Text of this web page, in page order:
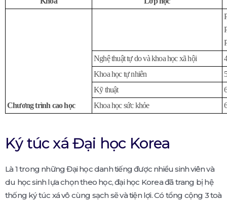
Chương trình cao học
Nghệ thuật tự do và khoa học xã hội
Khoa học tự nhiên
Kỹ thuật
Khoa học sức khỏe
Ký túc xá Đại học Korea
Là 1 trong những Đại học danh tiếng được nhiều sinh viên và
du học sinh lựa chọn theo học, đại học Korea đã trang bị hệ
thống ký túc xá vô cùng sạch sẽ và tiện lợi. Có tổng cộng 3 toà